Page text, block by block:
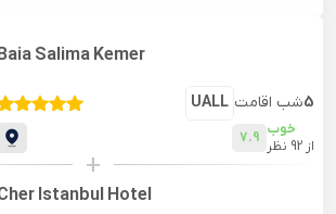
Salima Kemer
UALL شب اقامت5
7.9 خوب
از 92 نظر
+
Istanbul Hotel